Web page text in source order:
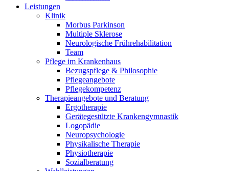
Leistungen
Klinik
Morbus Parkinson
Multiple Sklerose
Neurologische Frührehabilitation
Team
Pflege im Krankenhaus
Bezugspflege & Philosophie
Pflegeangebote
Pflegekompetenz
Therapieangebote und Beratung
Ergotherapie
Gerätegestützte Krankengymnastik
Logopädie
Neuropsychologie
Physikalische Therapie
Physiotherapie
Sozialberatung